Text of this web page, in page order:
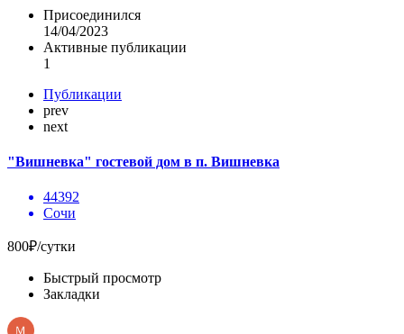
Присоединился
14/04/2023
Активные публикации
1
Публикации
prev
next
"Вишневка" гостевой дом в п. Вишневка
44392
Сочи
800₽/сутки
Быстрый просмотр
Закладки